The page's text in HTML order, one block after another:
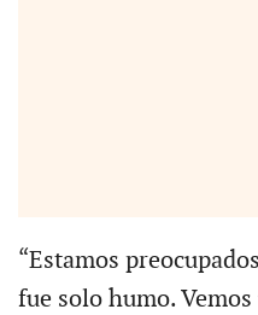
“Estamos
fue solo humo.